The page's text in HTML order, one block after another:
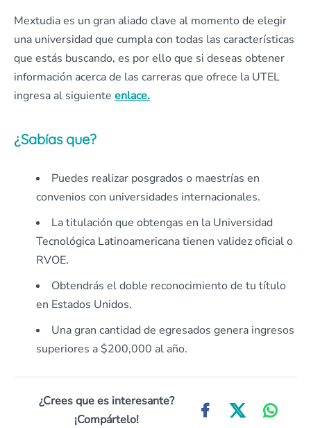
Mextudia es un gran aliado clave al momento de elegir
una universidad que cumpla con todas las características
que estás buscando, es por ello que si deseas obtener
información acerca de las carreras que ofrece la UTEL
ingresa al siguiente enlace.
¿Sabías que?
Puedes realizar posgrados o maestrías en
convenios con universidades internacionales.
La titulación que obtengas en la Universidad
Tecnológica Latinoamericana tienen validez oficial o
RVOE.
Obtendrás el doble reconocimiento de tu título
en Estados Unidos.
Una gran cantidad de egresados genera ingresos
superiores a $200,000 al año.
¿Crees que es interesante?
¡Compártelo!